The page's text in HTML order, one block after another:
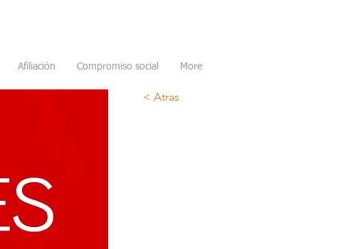
Afiliación Compromiso social More
< Atras